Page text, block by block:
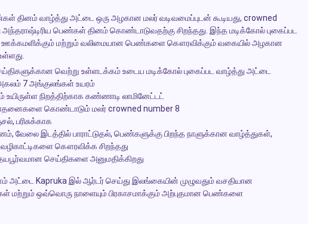
தினம்வாழ்த்து அட்டை ஒரு அழகான மலர் வடிவமைப்புடன் கூடியது, crowned
அந்தராஷ்டிரிய பெண்கள் தினம்கொண்டாடுவதற்கு சிறந்தது. இந்த மடிக்கோல் புகைப்பட
மற்றும் வலிமையான பெண்களை கௌரவிக்கும் வகையில் அழகான
வெற்று உள்ளடக்கம் உடைய மடிக்கோல் புகைப்பட வாழ்த்து அட்டை
7 அங்குலங்கள் உயரம்
உயிருள்ள நிறத்திற்காக கண்ணாடி லாமினேட்டட்
கொண்டாடும் மலர் crowned number 8
பரிசுக்காக
வேலை இடத்தில் பாராட்டுதல், பெண்களுக்கு பிறந்த நாளுக்கான வாழ்த்துகள்,
கௌரவிக்க சிறந்தது
செய்திகளை அனுமதிக்கிறது
அட்டை Kapruka இல் ஆர்டர் செய்து இலங்கையின் முழுவதும் வசதியான
மற்றும் ஒவ்வொரு நாளையும் பிரகாசமாக்கும் அற்புதமான பெண்களை